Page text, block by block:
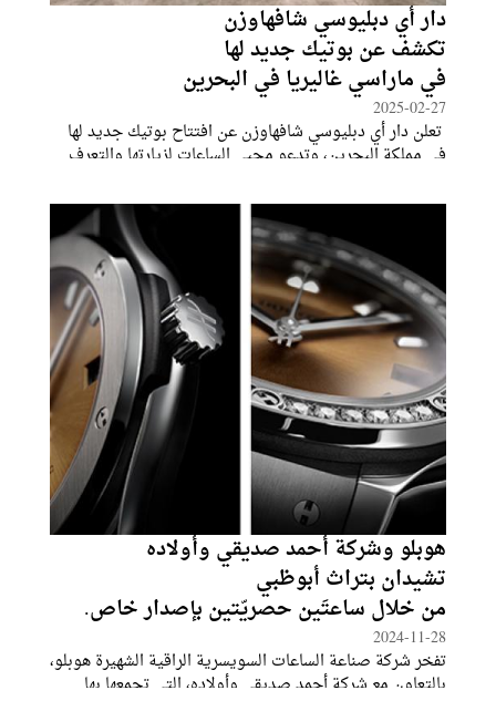
دار أي دبليوسي شافهاوزن
تكشف عن بوتيك جديد لها
في ماراسي غاليريا في البحرين
2025-02-27
تعلن دار أي دبليوسي شافهاوزن عن افتتاح بوتيك جديد لها
في مملكة البحرين، وتدعو محبي الساعات لزيارتها والتعرف
في تفاصيل كل قطعة من ساعاتها.أعلنت در أي دبليوسي
شافهاوزن عن افتتاح بوتيكها
هوبلو وشركة أحمد صديقي وأولاده
تشيدان بتراث أبوظبي
من خلال ساعتَين حصريّتين بإصدار خاص.
2024-11-28
تفخر شركة صناعة الساعات السويسرية الراقية الشهيرة هوبلو،
بالتعاون مع شركة أحمد صديقي وأولاده، التي تجمعها بها